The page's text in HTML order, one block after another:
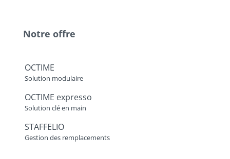
Notre offre
OCTIME
Solution modulaire
OCTIME expresso
Solution clé en main
STAFFELIO
Gestion des remplacements